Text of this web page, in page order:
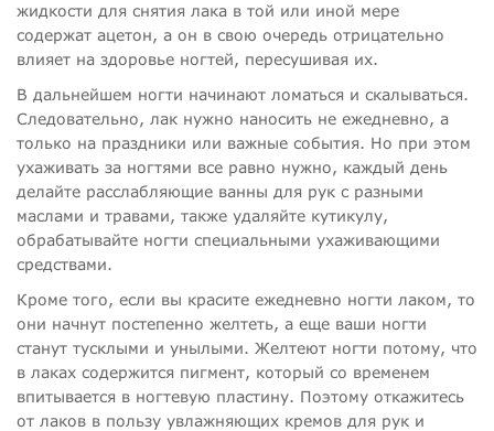
жидкости для снятия лака в той или иной мере
содержат ацетон, а он в свою очередь отрицательно
влияет на здоровье ногтей, пересушивая их.
В дальнейшем ногти начинают ломаться и скалываться.
Следовательно, лак нужно наносить не ежедневно, а
только на праздники или важные события. Но при этом
ухаживать за ногтями все равно нужно, каждый день
делайте расслабляющие ванны для рук с разными
маслами и травами, также удаляйте кутикулу,
обрабатывайте ногти специальными ухаживающими
средствами.
Кроме того, если вы красите ежедневно ногти лаком, то
они начнут постепенно желтеть, а еще ваши ногти
станут тусклыми и унылыми. Желтеют ногти потому, что
в лаках содержится пигмент, который со временем
впитывается в ногтевую пластину. Поэтому откажитесь
от лаков в пользу увлажняющих кремов для рук и